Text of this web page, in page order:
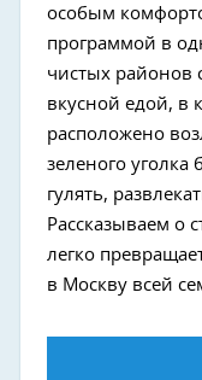
особым
программой в
чистых районов
вкусной едой, в
расположено
зеленого уголка
гулять,
Рассказываем о
легко
в Москву всей